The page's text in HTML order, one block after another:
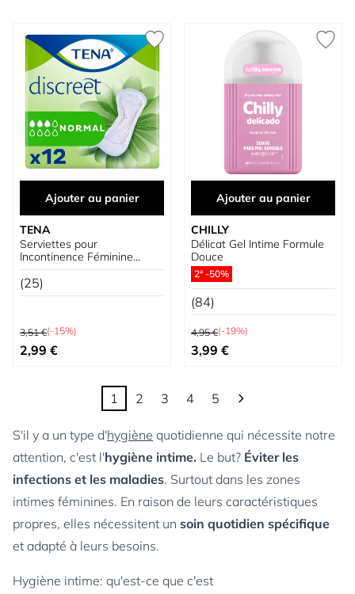
Ajouter au panier
TENA
Serviettes pour
Incontinence Féminine
Discreet Normal
(25)
Prix normal
3,51 €(-15%)
Prix spécial
2,99 €
Ajouter au panier
CHILLY
Délicat Gel Intime Formule
Douce
2ª -50%
(84)
Prix normal
4,95 €(-19%)
Prix spécial
3,99 €
Vous lisez actuellement la page
1
Page
2
Page
3
Page
4
Page
5
S'il y a un type d'hygiène quotidienne qui nécessite notre
attention, c'est l'hygiène intime. Le but? Éviter les
infections et les maladies. Surtout dans les zones
intimes féminines. En raison de leurs caractéristiques
propres, elles nécessitent un soin quotidien spécifique
et adapté à leurs besoins.
Hygiène intime: qu'est-ce que c'est